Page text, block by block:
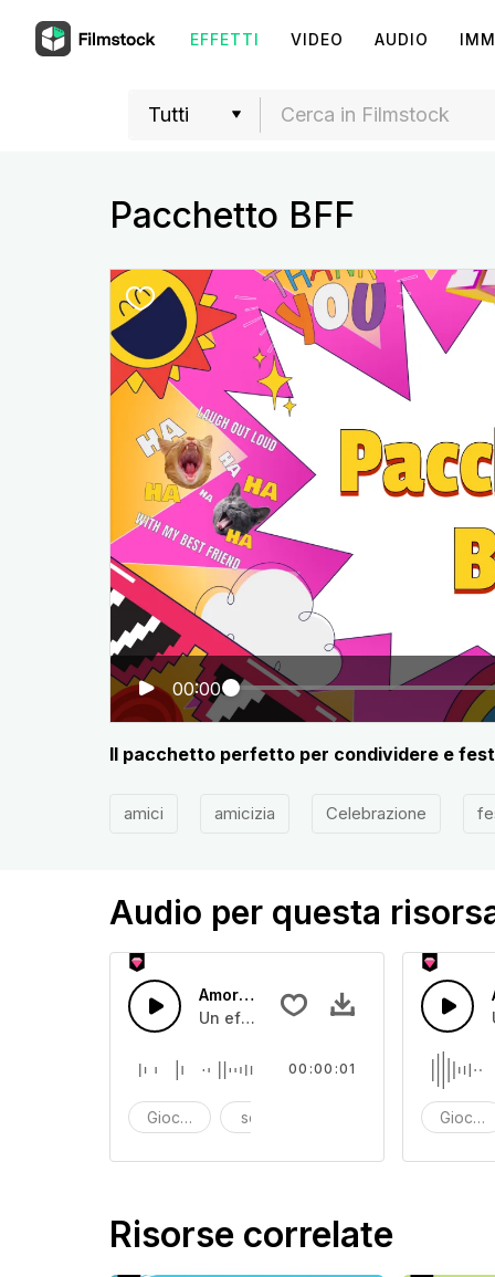
EFFETTI VIDEO AUDIO
Pacchetto BFF
00:00
Il pacchetto perfetto per condividere e
amici amicizia Celebrazione
Audio per questa
Amore48
Un effetto sonoro di scatola
Giocattolo scatola dei giocattolieffetto sonoro
00:00:01
Risorse correlate